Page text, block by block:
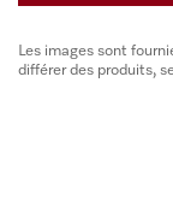
Les images sont
différer des produits,